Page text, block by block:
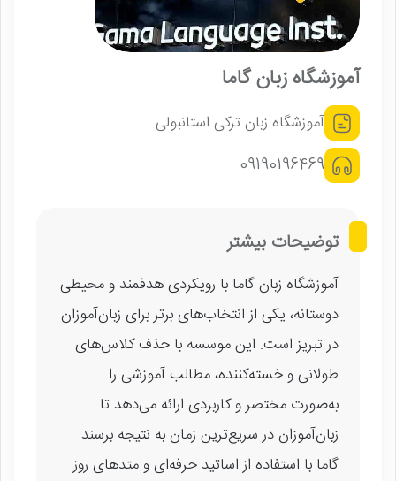
آموزشگاه زبان گاما
آموزشگاه زبان ترکی استانبولی
09190196469
توضیحات بیشتر
آموزشگاه زبان گاما با رویکردی هدفمند و محیطی
دوستانه، یکی از انتخاب‌های برتر برای زبان‌آموزان
در تبریز است. این موسسه با حذف کلاس‌های
طولانی و خسته‌کننده، مطالب آموزشی را
به‌صورت مختصر و کاربردی ارائه می‌دهد تا
زبان‌آموزان در سریع‌ترین زمان به نتیجه برسند.
گاما با استفاده از اساتید حرفه‌ای و متدهای روز